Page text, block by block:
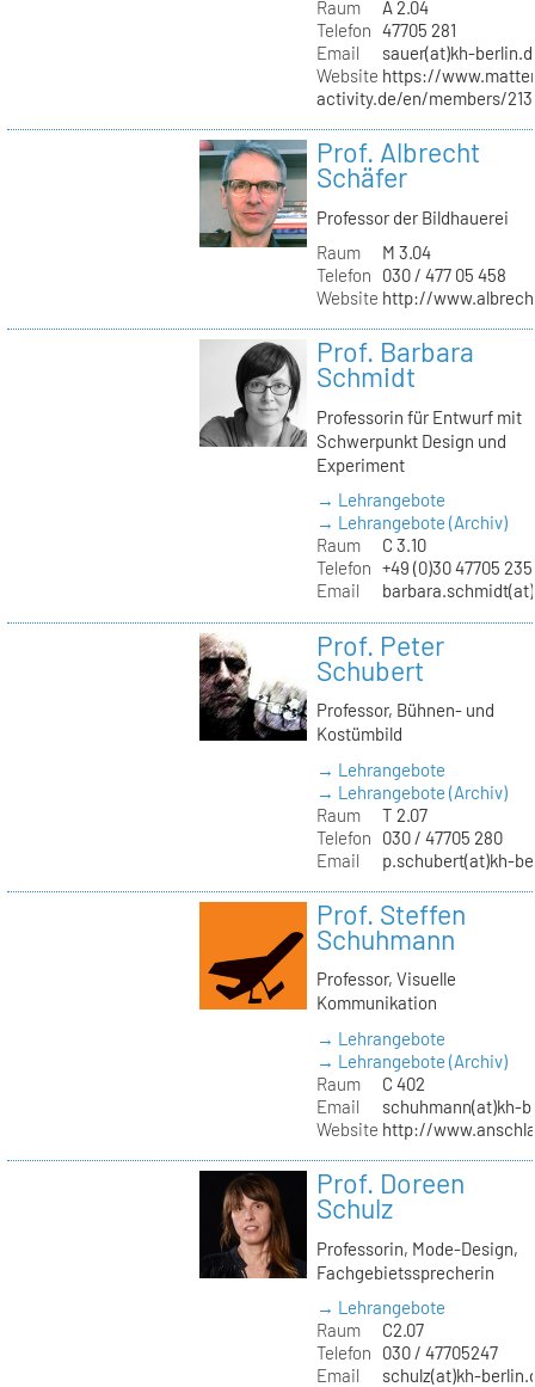
Raum
A 2.04
Telefon 47705 281
Email
sauer(at)kh-
Website https://
activity.de/en/members/
Prof. Albrecht
Schäfer
Professor der Bildhauerei
Raum
M 3.04
Telefon
030 / 477 05 458
Website http://
Prof. Barbara
Schmidt
Professorin für Entwurf mit
Schwerpunkt Design und
Experiment
→ Lehrangebote
→ Lehrangebote (Archiv)
Raum
C 3.10
Telefon +49 (0)30 47705 235
Email
Prof. Peter
Schubert
Professor, Bühnen- und
Kostümbild
→ Lehrangebote
→ Lehrangebote (Archiv)
Raum
T 2.07
Telefon
030 / 47705 280
Email
p.schubert(at)kh-
Prof. Steffen
Schuhmann
Professor, Visuelle
Kommunikation
→ Lehrangebote
→ Lehrangebote (Archiv)
Raum
C 402
Email
schuhmann(at)kh-
Website http://
Prof. Doreen
Schulz
Professorin, Mode-Design,
Fachgebietssprecherin
→ Lehrangebote
Raum
C2.07
Telefon
030 / 47705247
Email
schulz(at)kh-